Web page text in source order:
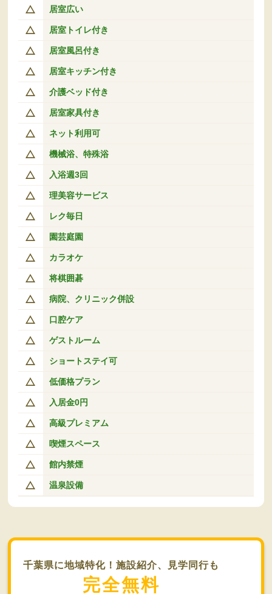
居室広い
居室トイレ付き
居室風呂付き
居室キッチン付き
介護ベッド付き
居室家具付き
ネット利用可
機械浴、特殊浴
入浴週3回
理美容サービス
レク毎日
園芸庭園
カラオケ
将棋囲碁
病院、クリニック併設
口腔ケア
ゲストルーム
ショートステイ可
低価格プラン
入居金0円
高級プレミアム
喫煙スペース
館内禁煙
温泉設備
千葉県に地域特化！施設紹介、見学同行も
完全無料